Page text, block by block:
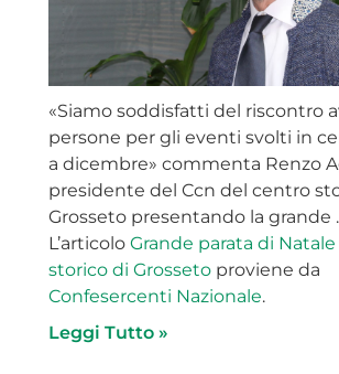
«Siamo soddisfatti del riscontro
persone per gli eventi svolti in
a dicembre» commenta Renzo
presidente del Ccn del centro
Grosseto presentando la grande
L’articoloGrande parata di
storico di Grosseto proviene da
Confesercenti Nazionale.
Leggi Tutto »